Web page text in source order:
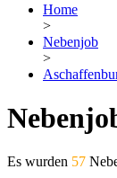
Home
>
Nebenjob
>
Es wurden 57